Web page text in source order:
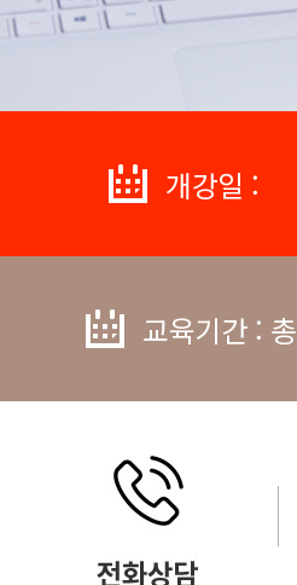
개강일 :
교육기간 : 총